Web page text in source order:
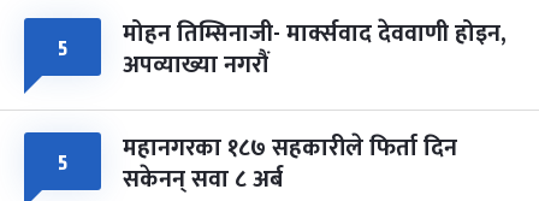
५ मोहन तिम्सिनाजी- मार्क्सवाद देववाणी होइन,
अपव्याख्या नगरौं
५ महानगरका १८७ सहकारीले फिर्ता दिन
सकेनन् सवा ८ अर्ब